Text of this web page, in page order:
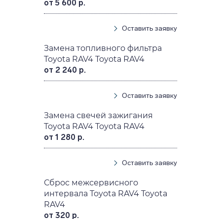
от 5 600 р.
Оставить заявку
Замена топливного фильтра
Toyota RAV4 Toyota RAV4
от 2 240 р.
Оставить заявку
Замена свечей зажигания
Toyota RAV4 Toyota RAV4
от 1 280 р.
Оставить заявку
Сброс межсервисного
интервала Toyota RAV4 Toyota
RAV4
от 320 р.